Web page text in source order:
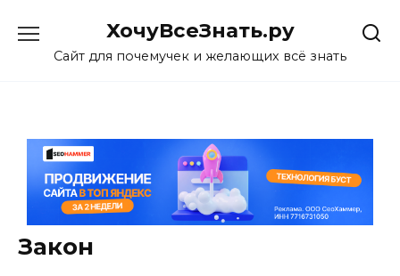
content
ХочуВсеЗнать.ру
Сайт для почемучек и желающих всё знать
Закон